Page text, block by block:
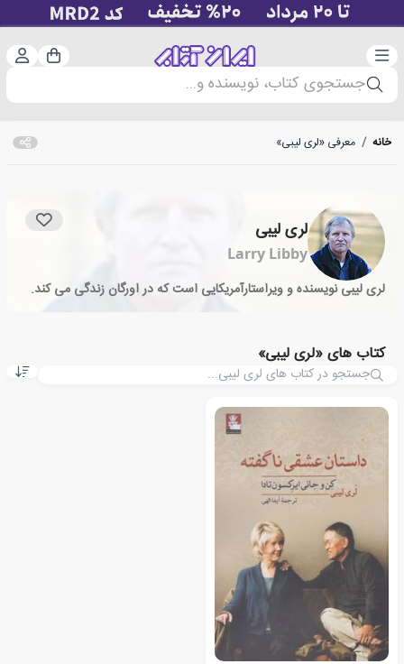
دسته‌بندی سبد
جستجوی کتاب، نویسنده و...
خانه / معرفی «لری لیبی»
لری لیبی
Larry Libby
لری لیبی نویسنده و ویراستارآمریکایی است که در اورگان زندگی می کند.
کتاب های «لری لیبی»